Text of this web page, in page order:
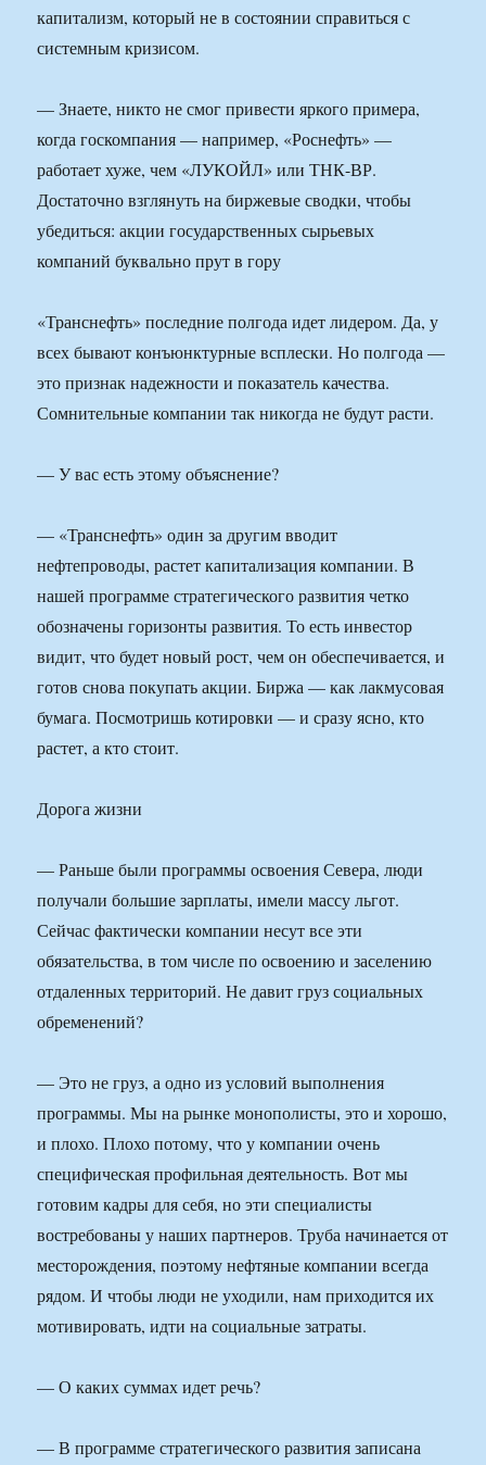
капитализм, который не в состоянии справиться с
системным кризисом.
— Знаете, никто не смог привести яркого примера,
когда госкомпания — например, «Роснефть» —
работает хуже, чем «ЛУКОЙЛ» или ТНК-ВР.
Достаточно взглянуть на биржевые сводки, чтобы
убедиться: акции государственных сырьевых
компаний буквально прут в гору
«Транснефть» последние полгода идет лидером. Да, у
всех бывают конъюнктурные всплески. Но полгода —
это признак надежности и показатель качества.
Сомнительные компании так никогда не будут расти.
— У вас есть этому объяснение?
— «Транснефть» один за другим вводит
нефтепроводы, растет капитализация компании. В
нашей программе стратегического развития четко
обозначены горизонты развития. То есть инвестор
видит, что будет новый рост, чем он обеспечивается, и
готов снова покупать акции. Биржа — как лакмусовая
бумага. Посмотришь котировки — и сразу ясно, кто
растет, а кто стоит.
Дорога жизни
— Раньше были программы освоения Севера, люди
получали большие зарплаты, имели массу льгот.
Сейчас фактически компании несут все эти
обязательства, в том числе по освоению и заселению
отдаленных территорий. Не давит груз социальных
обременений?
— Это не груз, а одно из условий выполнения
программы. Мы на рынке монополисты, это и хорошо,
и плохо. Плохо потому, что у компании очень
специфическая профильная деятельность. Вот мы
готовим кадры для себя, но эти специалисты
востребованы у наших партнеров. Труба начинается от
месторождения, поэтому нефтяные компании всегда
рядом. И чтобы люди не уходили, нам приходится их
мотивировать, идти на социальные затраты.
— О каких суммах идет речь?
— В программе стратегического развития записана